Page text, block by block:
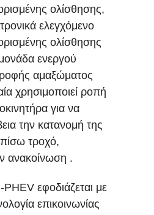
ολίσθησης,
ελεγχόμενο
ολίσθησης
ενεργού
αμαξώματος
χρησιμοποιεί ροπή
για να
την κατανομή της
τροχό,
ανακοίνωση .
εφοδιάζεται με
επικοινωνίας